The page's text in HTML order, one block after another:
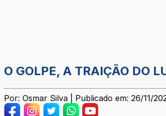
O GOLPE, A TRAIÇÃO DO
Por: Osmar Silva | Publicado em: 26/11/